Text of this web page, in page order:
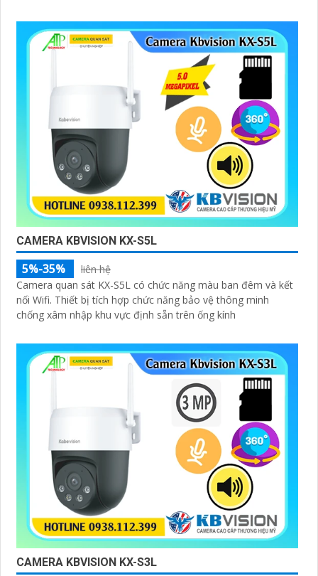
CAMERA KBVISION KX-S5L
5%-35%
liên hệ
Camera quan sát KX-S5L có chức năng màu ban đêm và kết
nối Wifi. Thiết bị tích hợp chức năng bảo vệ thông minh
chống xâm nhập khu vực định sẵn trên ống kính
CAMERA KBVISION KX-S3L